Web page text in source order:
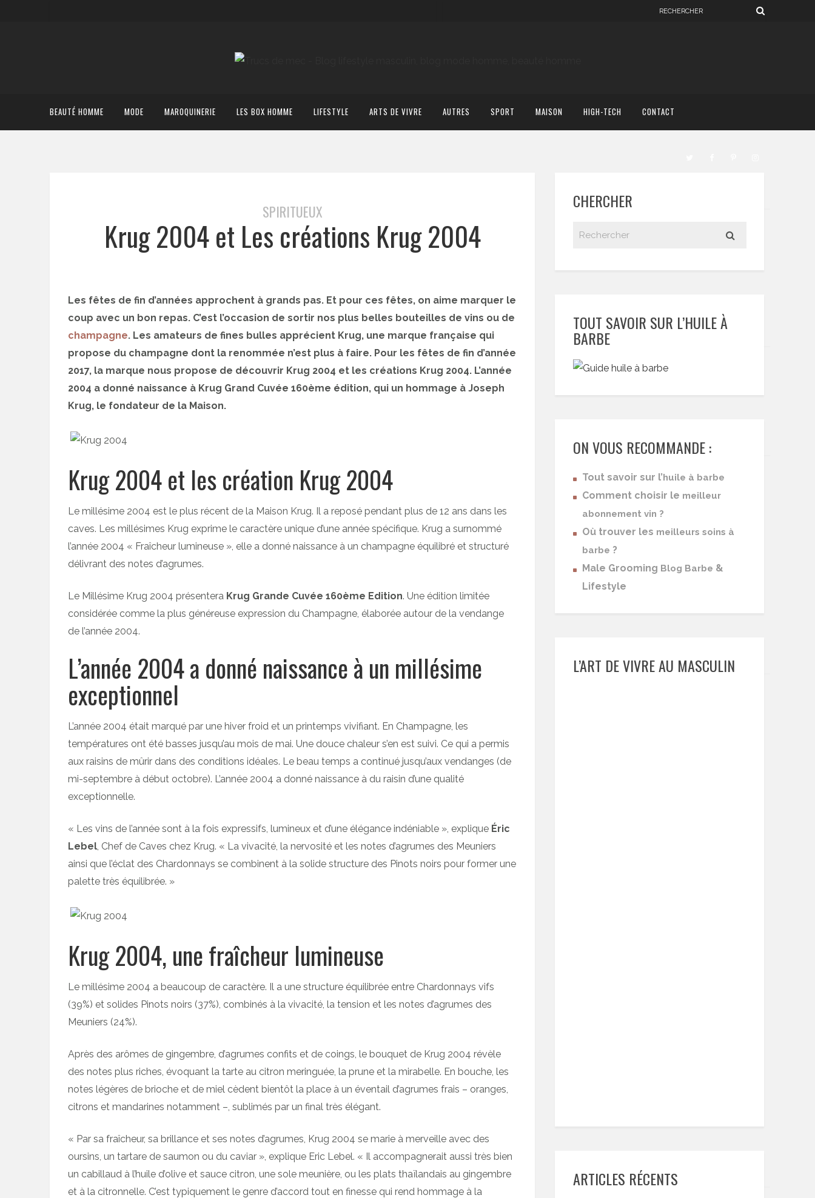
BEAUTÉ HOMME MODE MAROQUINERIE LES BOX HOMME LIFESTYLE ARTS DE VIVRE AUTRES SPORT MAISON HIGH-TECH CONTACT
SPIRITUEUX
Krug 2004 et Les créations Krug 2004
Les fêtes de fin d’années approchent à grands pas. Et pour ces fêtes, on aime marquer le
coup avec un bon repas. C’est l’occasion de sortir nos plus belles bouteilles de vins ou de
champagne. Les amateurs de fines bulles apprécient Krug, une marque française qui
propose du champagne dont la renommée n’est plus à faire. Pour les fêtes de fin d’année
2017, la marque nous propose de découvrir Krug 2004 et les créations Krug 2004. L’année
2004 a donné naissance à Krug Grand Cuvée 160ème édition, qui un hommage à Joseph
Krug, le fondateur de la Maison.
Krug 2004 et les création Krug 2004
Le millésime 2004 est le plus récent de la Maison Krug. Il a reposé pendant plus de 12 ans dans les
caves. Les millésimes Krug exprime le caractère unique d’une année spécifique. Krug a surnommé
l’année 2004 « Fraîcheur lumineuse », elle a donné naissance à un champagne équilibré et structuré
délivrant des notes d’agrumes.
Le Millésime Krug 2004 présentera Krug Grande Cuvée 160ème Edition. Une édition limitée
considérée comme la plus généreuse expression du Champagne, élaborée autour de la vendange
de l’année 2004.
L’année 2004 a donné naissance à un millésime
exceptionnel
L’année 2004 était marqué par une hiver froid et un printemps vivifiant. En Champagne, les
températures ont été basses jusqu’au mois de mai. Une douce chaleur s’en est suivi. Ce qui a permis
aux raisins de mûrir dans des conditions idéales. Le beau temps a continué jusqu’aux vendanges (de
mi-septembre à début octobre). L’année 2004 a donné naissance à du raisin d’une qualité
exceptionnelle.
« Les vins de l’année sont à la fois expressifs, lumineux et d’une élégance indéniable », explique Éric
Lebel, Chef de Caves chez Krug. « La vivacité, la nervosité et les notes d’agrumes des Meuniers
ainsi que l’éclat des Chardonnays se combinent à la solide structure des Pinots noirs pour former une
palette très équilibrée. »
Krug 2004, une fraîcheur lumineuse
Le millésime 2004 a beaucoup de caractère. Il a une structure équilibrée entre Chardonnays vifs
(39%) et solides Pinots noirs (37%), combinés à la vivacité, la tension et les notes d’agrumes des
Meuniers (24%).
Après des arômes de gingembre, d’agrumes confits et de coings, le bouquet de Krug 2004 révèle
des notes plus riches, évoquant la tarte au citron meringuée, la prune et la mirabelle. En bouche, les
notes légères de brioche et de miel cèdent bientôt la place à un éventail d’agrumes frais – oranges,
citrons et mandarines notamment –, sublimés par un final très élégant.
« Par sa fraîcheur, sa brillance et ses notes d’agrumes, Krug 2004 se marie à merveille avec des
oursins, un tartare de saumon ou du caviar », explique Eric Lebel. « Il accompagnerait aussi très bien
un cabillaud à l’huile d’olive et sauce citron, une sole meunière, ou les plats thaïlandais au gingembre
et à la citronnelle. C’est typiquement le genre d’accord tout en finesse qui rend hommage à la
CHERCHER
TOUT SAVOIR SUR L’HUILE À
BARBE
ON VOUS RECOMMANDE :
Tout savoir sur l’huile à barbe
Comment choisir le meilleur
abonnement vin ?
Où trouver les meilleurs soins à
barbe ?
Male Grooming Blog Barbe &
Lifestyle
L’ART DE VIVRE AU MASCULIN
ARTICLES RÉCENTS